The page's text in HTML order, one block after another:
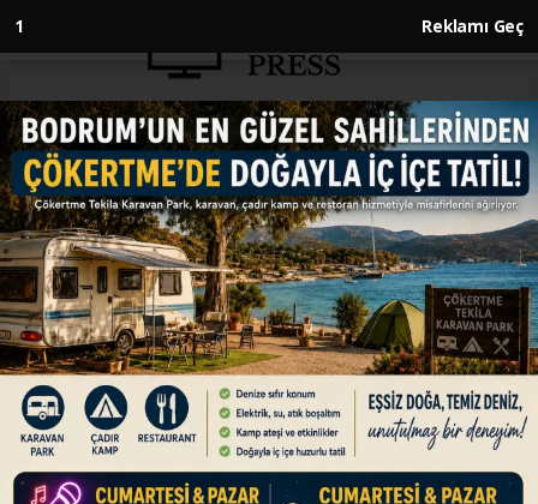
1 Reklamı Geç
Anasayfa ENGLISH
EU steel import quotas enter
into force to counter global
overcapacity
ENGLISH
30.06.2026 - 13:05, Güncelleme: 30.06.2026 - 13:05
'This represents a vital step towards ensuring
the long-term viability of a strategically crucial
European industry, says European Commission